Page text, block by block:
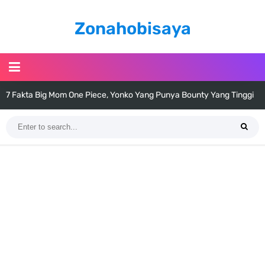
Zonahobisaya
7 Fakta Big Mom One Piece, Yonko Yang Punya Bounty Yang Tinggi